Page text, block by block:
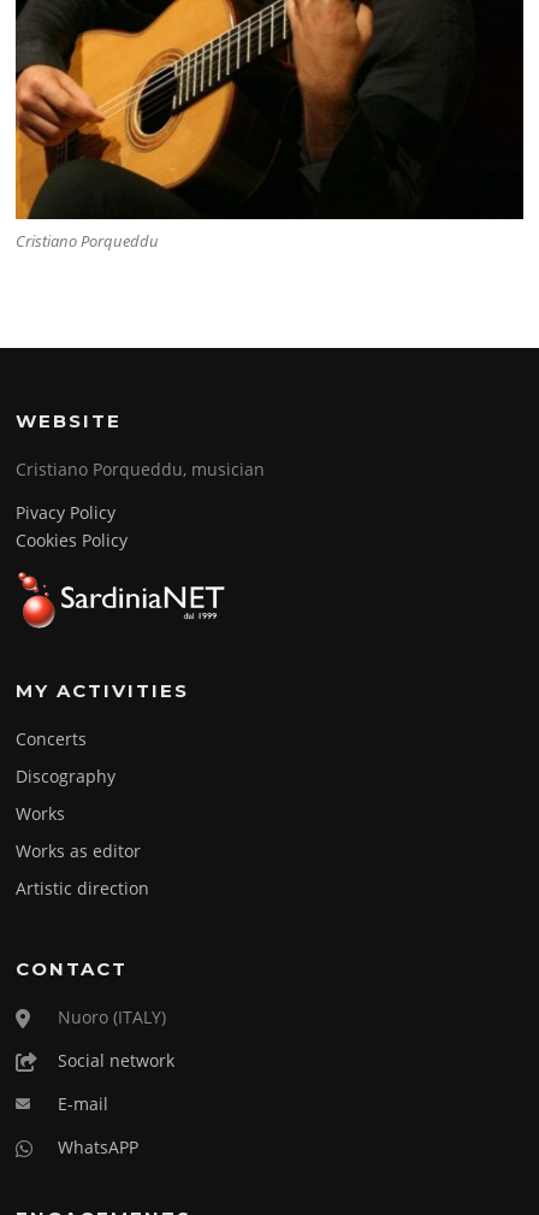
Cristiano Porqueddu
WEBSITE
Cristiano Porqueddu, musician
Pivacy Policy
Cookies Policy
MY ACTIVITIES
Concerts
Discography
Works
Works as editor
Artistic direction
CONTACT
Nuoro (ITALY)
Social network
E-mail
WhatsAPP